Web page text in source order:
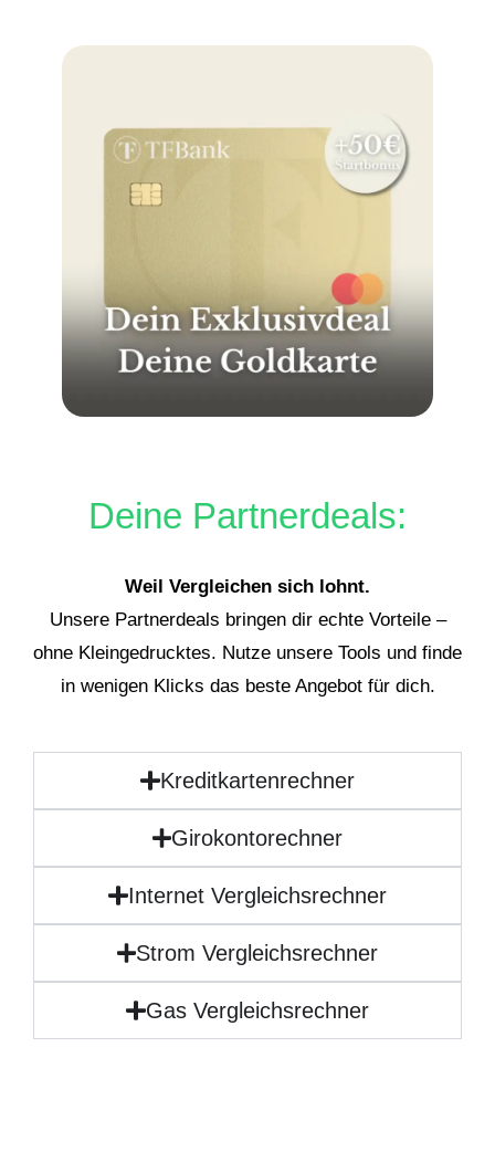
Deine Partnerdeals:
Weil Vergleichen sich lohnt.
Unsere Partnerdeals bringen dir echte Vorteile –
ohne Kleingedrucktes. Nutze unsere Tools und finde
in wenigen Klicks das beste Angebot für dich.
Kreditkartenrechner
Girokontorechner
Internet Vergleichsrechner
Strom Vergleichsrechner
Gas Vergleichsrechner